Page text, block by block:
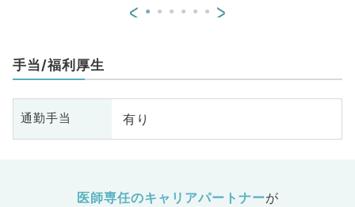
< >
手当/福利厚生
通勤手当 有り
医師専任のキャリアパートナーが